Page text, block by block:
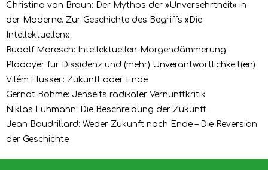
Christina von Braun: Der Mythos der »Unversehrtheit« in
der Moderne. Zur Geschichte des Begriffs »Die
Intellektuellen«
Rudolf Maresch: Intellektuellen-Morgendämmerung
Plädoyer für Dissidenz und (mehr) Unverantwortlichkeit(en)
Vilém Flusser: Zukunft oder Ende
Gernot Böhme: Jenseits radikaler Vernunftkritik
Niklas Luhmann: Die Beschreibung der Zukunft
Jean Baudrillard: Weder Zukunft noch Ende – Die Reversion
der Geschichte